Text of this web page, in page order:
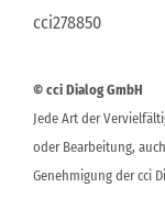
cci278850
© cci Dialog GmbH
Jede Art der
oder Bearbeitung,
Genehmigung der cci